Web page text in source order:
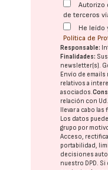
Autorizo
de terceros
He leído
Política de
Responsable:
Finalidades:
newsletter(s).
Envío de
relativos a
asociados.
relación con
llevar a cabo
Los datos
grupo por
Acceso,
portabilidad,
decisiones
nuestro DPD. Si